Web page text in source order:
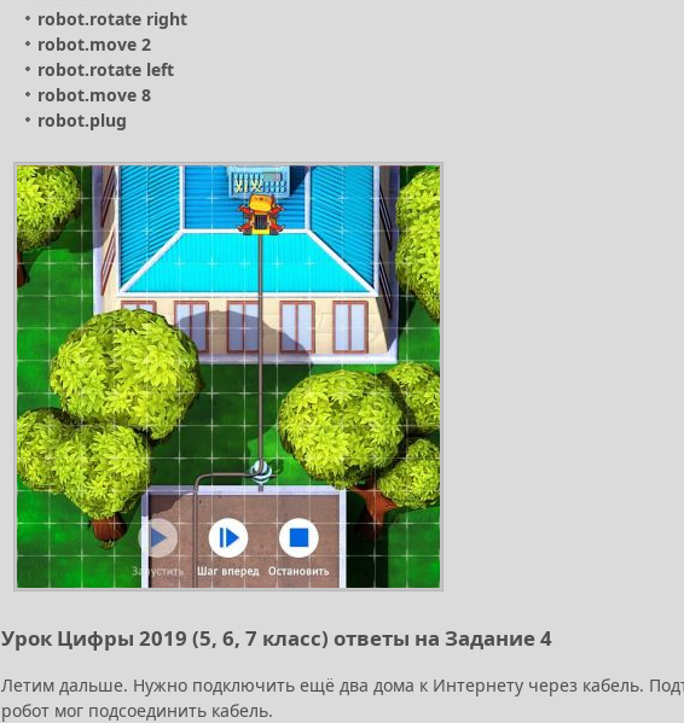
robot.rotate right
robot.move 2
robot.rotate left
robot.move 8
robot.plug
Урок Цифры 2019 (5, 6, 7 класс) ответы на Задание 4
Летим дальше. Нужно подключить ещё два дома к Интернету через кабель.
робот мог подсоединить кабель.